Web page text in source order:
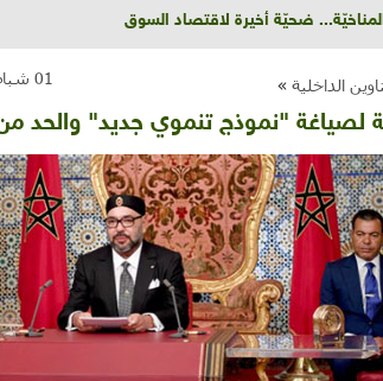
وتنموية: وديانٌ مختطفة وأشجار دخيلة وسجائر عابرة
الداخلية » 01 شباط 2020
لصياغة "نموذج تنموي جديد" والحد من